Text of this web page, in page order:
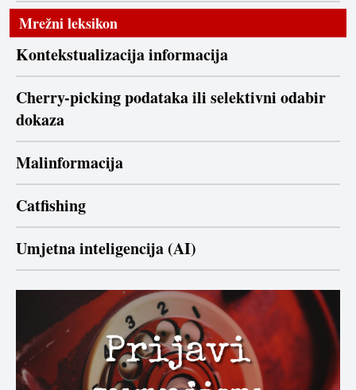
Mrežni leksikon
Kontekstualizacija informacija
Cherry-picking podataka ili selektivni odabir
dokaza
Malinformacija
Catfishing
Umjetna inteligencija (AI)